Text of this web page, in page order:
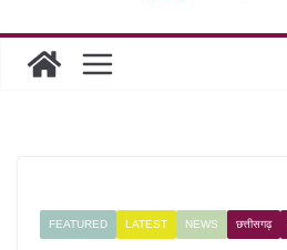
FEATURED LATEST NEWS छत्तीसगढ़